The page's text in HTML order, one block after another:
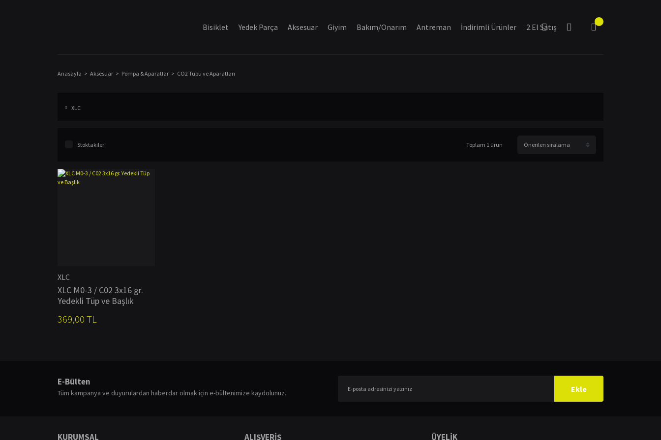
Bisiklet Yedek Parça Aksesuar Giyim Bakım/Onarım Antreman İndirimli Ürünler 2.El Satış
Anasayfa Aksesuar Pompa & Aparatlar CO2 Tüpü ve Aparatları
XLC
Stoktakiler Toplam 1 ürün
XLC
XLC M0-3 / C02 3x16 gr.
Yedekli Tüp ve Başlık
369,00 TL
E-Bülten
Tüm kampanya ve duyurulardan haberdar olmak için e-bültenimize kaydolunuz. Ekle
KURUMSAL ALIŞVERİŞ ÜYELİK